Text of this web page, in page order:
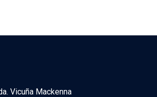
Vicuña Mackenna